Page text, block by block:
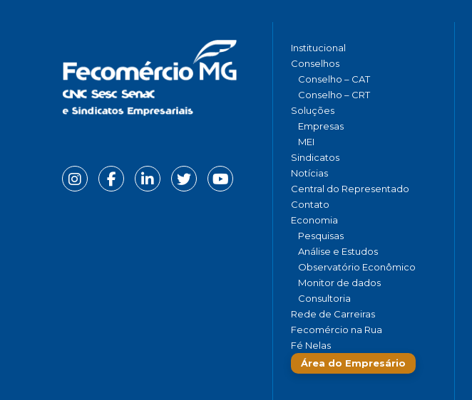
Institucional
Conselhos
Conselho – CAT
Conselho – CRT
Soluções
Empresas
MEI
Sindicatos
Notícias
Central do Representado
Contato
Economia
Pesquisas
Análise e Estudos
Observatório Econômico
Monitor de dados
Consultoria
Rede de Carreiras
Fecomércio na Rua
Fé Nelas
Área do Empresário